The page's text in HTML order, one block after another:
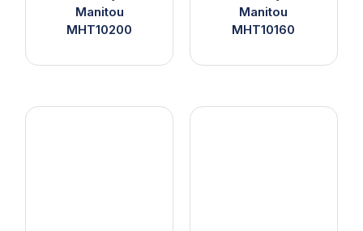
Manitou
MHT10200
Manitou
MHT10160